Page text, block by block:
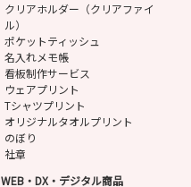
クリアホルダー（クリアファイ
ル）
ポケットティッシュ
名入れメモ帳
看板制作サービス
ウェアプリント
Tシャツプリント
オリジナルタオルプリント
のぼり
社章
WEB・DX・デジタル商品